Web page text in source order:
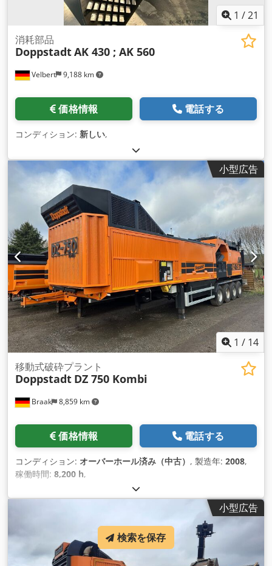
1 /21
Velbert 9,188 km
消耗部品
DoppstadtAK 430 ; AK 560
価格情報 電話する
コンディション: 新しい,
小型広告
1 / 14
Braak 8,859 km
移動式破砕プラント
Doppstadt DZ 750 Kombi
価格情報 電話する
コンディション: オーバーホール済み（中古） , 製造年: 2008,
稼働時間: 8,200 h,
小型広告
検索を保存